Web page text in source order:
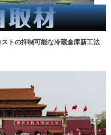
トの抑制可能な冷蔵倉庫新工法